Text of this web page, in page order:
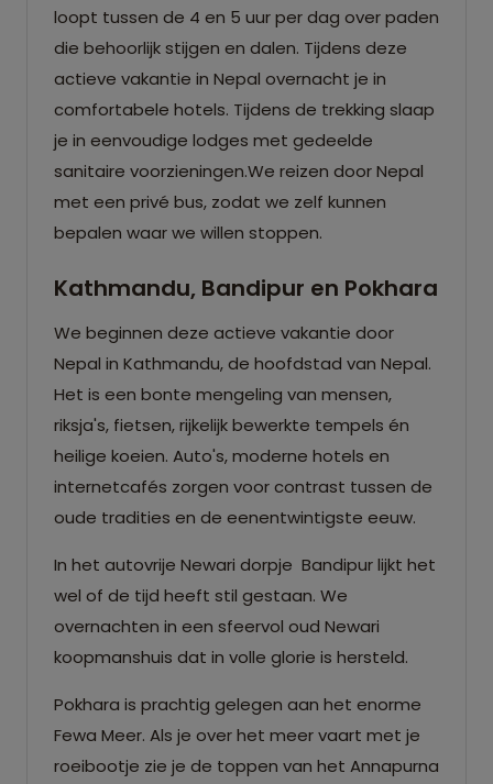
loopt tussen de 4 en 5 uur per dag over paden
die behoorlijk stijgen en dalen. Tijdens deze
actieve vakantie in Nepal overnacht je in
comfortabele hotels. Tijdens de trekking slaap
je in eenvoudige lodges met gedeelde
sanitaire voorzieningen.We reizen door Nepal
met een privé bus, zodat we zelf kunnen
bepalen waar we willen stoppen.
Kathmandu, Bandipur en Pokhara
We beginnen deze actieve vakantie door
Nepal in Kathmandu, de hoofdstad van Nepal.
Het is een bonte mengeling van mensen,
riksja's, fietsen, rijkelijk bewerkte tempels én
heilige koeien. Auto's, moderne hotels en
internetcafés zorgen voor contrast tussen de
oude tradities en de eenentwintigste eeuw.
In het autovrije Newari dorpje Bandipur lijkt het
wel of de tijd heeft stil gestaan. We
overnachten in een sfeervol oud Newari
koopmanshuis dat in volle glorie is hersteld.
Pokhara is prachtig gelegen aan het enorme
Fewa Meer. Als je over het meer vaart met je
roeibootje zie je de toppen van het Annapurna